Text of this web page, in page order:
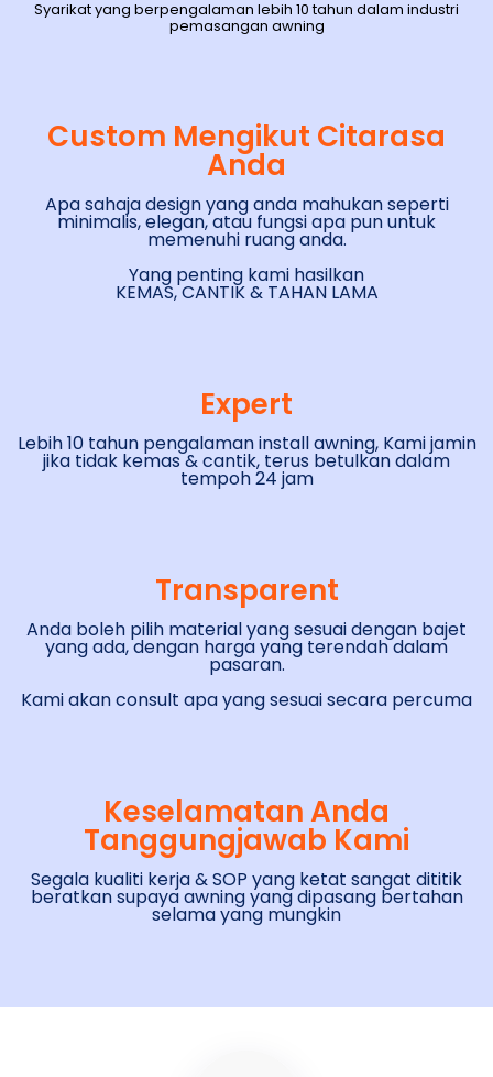
Syarikat yang berpengalaman lebih 10 tahun dalam industri
pemasangan awning
Custom Mengikut Citarasa
Anda
Apa sahaja design yang anda mahukan seperti
minimalis, elegan, atau fungsi apa pun untuk
memenuhi ruang anda.
Yang penting kami hasilkan
KEMAS, CANTIK & TAHAN LAMA
Expert
Lebih 10 tahun pengalaman install awning, Kami jamin
jika tidak kemas & cantik, terus betulkan dalam
tempoh 24 jam
Transparent
Anda boleh pilih material yang sesuai dengan bajet
yang ada, dengan harga yang terendah dalam
pasaran.
Kami akan consult apa yang sesuai secara percuma
Keselamatan Anda
Tanggungjawab Kami
Segala kualiti kerja & SOP yang ketat sangat dititik
beratkan supaya awning yang dipasang bertahan
selama yang mungkin